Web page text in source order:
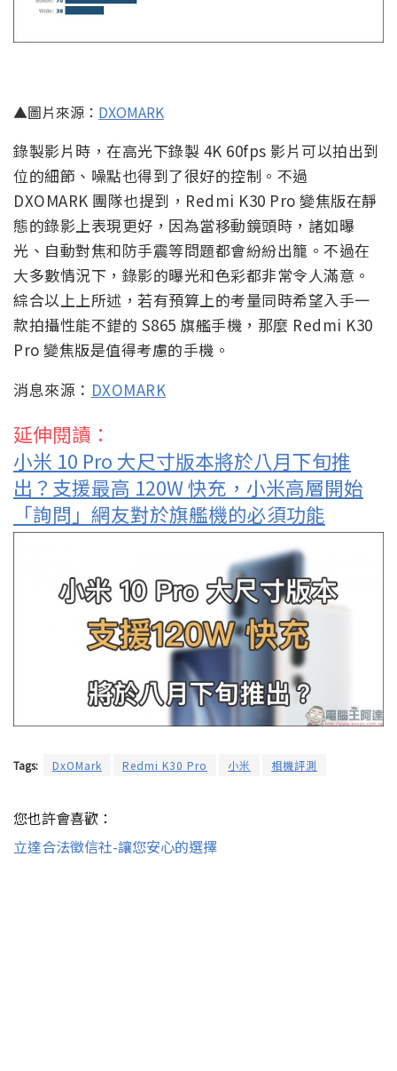
▲圖片來源： DXOMARK
錄製影片時，在高光下錄製 4K 60fps 影片可以拍出到
位的細節、噪點也得到了很好的控制。不過
DXOMARK 團隊也提到，Redmi K30 Pro 變焦版在靜
態的錄影上表現更好，因為當移動鏡頭時，諸如曝
光、自動對焦和防手震等問題都會紛紛出籠。不過在
大多數情況下，錄影的曝光和色彩都非常令人滿意。
綜合以上上所述，若有預算上的考量同時希望入手一
款拍攝性能不錯的 S865 旗艦手機，那麼 Redmi K30
Pro 變焦版是值得考慮的手機。
消息來源： DXOMARK
延伸閱讀：
小米 10 Pro 大尺寸版本將於八月下旬推
出？支援最高 120W 快充，小米高層開始
「詢問」網友對於旗艦機的必須功能
Tags: DxOMark Redmi K30 Pro 小米 相機評測
您也許會喜歡：
立達合法徵信社-讓您安心的選擇